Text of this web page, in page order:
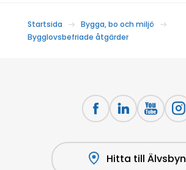
Startsida
Bygga, bo och miljö
Bygglovsbefriade åtgärder
Hitta till Älvsbyn